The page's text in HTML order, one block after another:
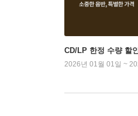
CD/LP 한정 수량 할
2026년 01월 01일 ~